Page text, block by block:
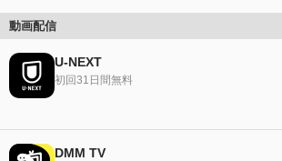
動画配信
U-NEXT
初回31日間無料
DMM TV